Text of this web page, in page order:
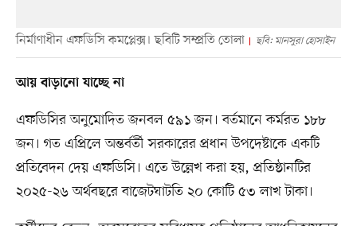
নির্মাণাধীন এফডিসি কমপ্লেক্স। ছবিটি সম্প্রতি তোলা ছবি: মানসুরা হোসাইন
আয় বাড়ানো যাচ্ছে না
এফডিসির অনুমোদিত জনবল ৫৯১ জন। বর্তমানে কর্মরত ১৮৮
জন। গত এপ্রিলে অন্তর্বর্তী সরকারের প্রধান উপদেষ্টাকে একটি
প্রতিবেদন দেয় এফডিসি। এতে উল্লেখ করা হয়, প্রতিষ্ঠানটির
২০২৫-২৬ অর্থবছরে বাজেটঘাটতি ২০ কোটি ৫৩ লাখ টাকা।